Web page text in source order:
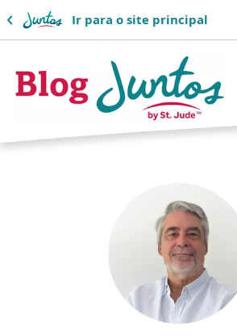
Ir para o site principal
Logotipo